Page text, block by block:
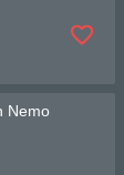
Nemo